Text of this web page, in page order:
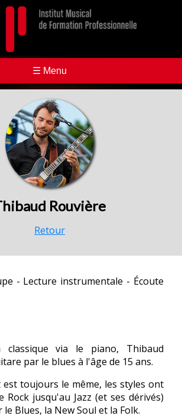
☰ Menu
Rouvière
Retour
- Lecture instrumentale - Écoute
classique via le piano, Thibaud
par le blues à l'âge de 15 ans.
toujours le même, les styles ont
Rock jusqu'au Jazz (et ses dérivés)
Blues, la New Soul et la Folk.